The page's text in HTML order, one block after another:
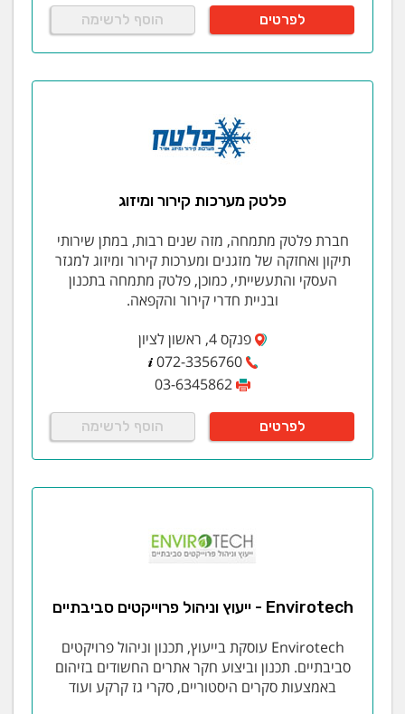
לפרטים הוסף לרשימה
פלטק מערכות קירור ומיזוג
חברת פלטק מתמחה, מזה שנים רבות, במתן שירותי
תיקון ואחזקה של מזגנים ומערכות קירור ומיזוג למגזר
העסקי והתעשייתי, כמוכן, פלטק מתמחה בתכנון
ובניית חדרי קירור והקפאה.
פנקס 4, ראשון לציון
072-3356760
03-6345862
לפרטים הוסף לרשימה
Envirotech - ייעוץ וניהול פרוייקטים סביבתיים
Envirotech עוסקת בייעוץ, תכנון וניהול פרויקטים
סביבתיים. תכנון וביצוע חקר אתרים החשודים בזיהום
באמצעות סקרים היסטוריים, סקרי גז קרקע ועוד